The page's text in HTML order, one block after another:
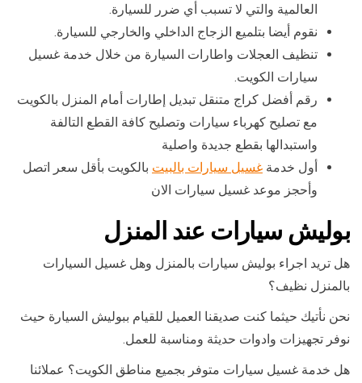
العالمية والتي لا تسبب أي ضرر للسيارة.
نقوم أيضا بتلميع الزجاج الداخلي والخارجي للسيارة.
تنظيف العجلات واطارات السيارة من خلال خدمة غسيل
سيارات الكويت.
رقم أفضل كراج متنقل تبديل إطارات أمام المنزل بالكويت
مع تصليح كهرباء سيارات وتصليح كافة القطع التالفة
واستبدالها بقطع جديدة واصلية
أول خدمة غسيل سيارات بالبيت بالكويت بأقل سعر اتصل
وأحجز موعد غسيل سيارات الان
بوليش سيارات عند المنزل
هل تريد اجراء بوليش سيارات بالمنزل وهل غسيل السيارات
بالمنزل نظيف؟
نحن نأتيك حيثما كنت صديقنا العميل للقيام ببوليش السيارة حيث
نوفر تجهيزات وادوات حديثة ومناسبة للعمل.
هل خدمة غسيل سيارات متوفر بجميع مناطق الكويت؟ عملائنا